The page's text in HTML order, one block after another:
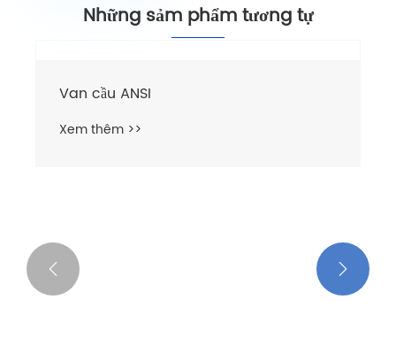
Những sảm phẩm tương tự
Van cầu ANSI
Xem thêm >>
 